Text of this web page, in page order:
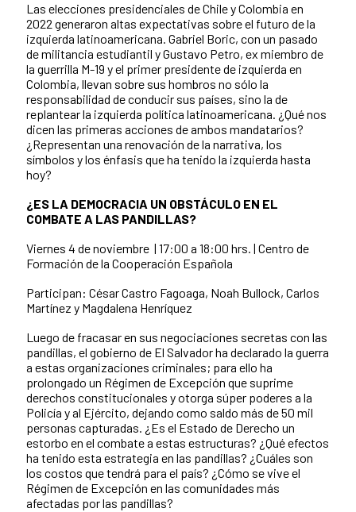
Las elecciones presidenciales de Chile y Colombia en
2022 generaron altas expectativas sobre el futuro de la
izquierda latinoamericana. Gabriel Boric, con un pasado
de militancia estudiantil y Gustavo Petro, ex miembro de
la guerrilla M-19 y el primer presidente de izquierda en
Colombia, llevan sobre sus hombros no sólo la
responsabilidad de conducir sus países, sino la de
replantear la izquierda política latinoamericana. ¿Qué nos
dicen las primeras acciones de ambos mandatarios?
¿Representan una renovación de la narrativa, los
símbolos y los énfasis que ha tenido la izquierda hasta
hoy?
¿ES LA DEMOCRACIA UN OBSTÁCULO EN EL
COMBATE A LAS PANDILLAS?
Viernes 4 de noviembre | 17:00 a 18:00 hrs. | Centro de
Formación de la Cooperación Española
Participan: César Castro Fagoaga, Noah Bullock, Carlos
Martínez y Magdalena Henríquez
Luego de fracasar en sus negociaciones secretas con las
pandillas, el gobierno de El Salvador ha declarado la guerra
a estas organizaciones criminales; para ello ha
prolongado un Régimen de Excepción que suprime
derechos constitucionales y otorga súper poderes a la
Policía y al Ejército, dejando como saldo más de 50 mil
personas capturadas. ¿Es el Estado de Derecho un
estorbo en el combate a estas estructuras? ¿Qué efectos
ha tenido esta estrategia en las pandillas? ¿Cuáles son
los costos que tendrá para el país? ¿Cómo se vive el
Régimen de Excepción en las comunidades más
afectadas por las pandillas?